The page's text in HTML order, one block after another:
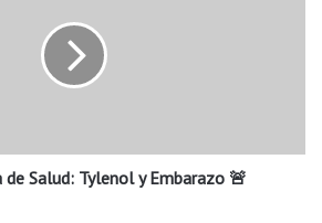
de Salud: Tylenol y Embarazo 🚨